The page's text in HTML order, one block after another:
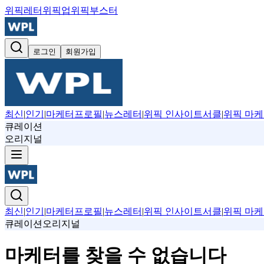
위픽레터 위픽업위픽부스터
로그인 회원가입
최신|인기 |마케터프로필|뉴스레터 |위픽 인사이트서클|위픽 마케
큐레이션
오리지널
최신|인기 |마케터프로필|뉴스레터 |위픽 인사이트서클|위픽 마케
큐레이션 오리지널
마케터를 찾을 수 없습니다